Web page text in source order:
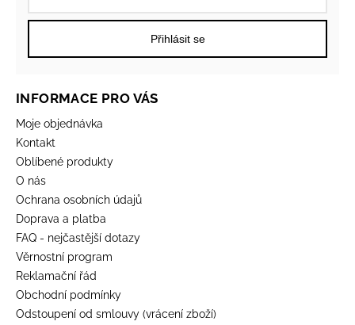
Přihlásit se
INFORMACE PRO VÁS
Moje objednávka
Kontakt
Oblíbené produkty
O nás
Ochrana osobních údajů
Doprava a platba
FAQ - nejčastější dotazy
Věrnostní program
Reklamační řád
Obchodní podmínky
Odstoupení od smlouvy (vrácení zboží)